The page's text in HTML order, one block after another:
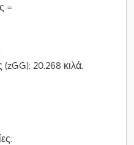
=
20.268 κιλά.